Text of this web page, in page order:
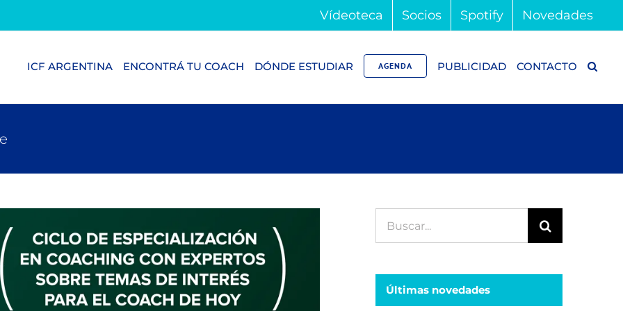
Vídeoteca Socios Spotify Novedades
ICF ARGENTINA ENCONTRÁ TU COACH DÓNDE ESTUDIAR AGENDA PUBLICIDAD CONTACTO
Últimas novedades